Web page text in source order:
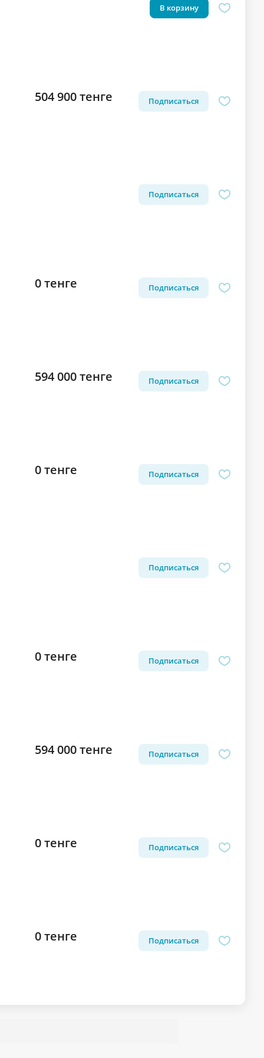
В корзину
504 900 тенге Подписаться
Подписаться
0 тенге Подписаться
594 000 тенге Подписаться
0 тенге Подписаться
Подписаться
0 тенге Подписаться
594 000 тенге Подписаться
0 тенге Подписаться
0 тенге Подписаться